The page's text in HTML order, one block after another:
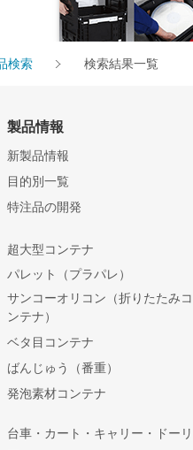
検索 検索結果一覧
製品情報
新製品情報
目的別一覧
特注品の開発
超大型コンテナ
パレット（プラパレ）
サンコーオリコン（折りたたみコ
ンテナ）
ベタ目コンテナ
ばんじゅう（番重）
発泡素材コンテナ
台車・カート・キャリー・ドーリ